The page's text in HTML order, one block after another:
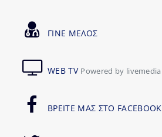
ΓΙΝΕ ΜΕΛΟΣ
WEB TV Powered by livemedia
ΒΡΕΙΤΕ ΜΑΣ ΣΤΟ FACEBOOK